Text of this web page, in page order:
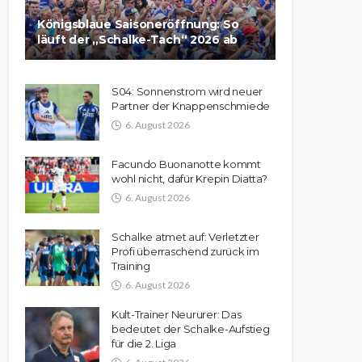
Königsblaue Saisoneröffnung: So
läuft der „Schalke-Tach“ 2026 ab
S04: Sonnenstrom wird neuer
Partner der Knappenschmiede
6. August 2026
Facundo Buonanotte kommt
wohl nicht, dafür Krepin Diatta?
6. August 2026
Schalke atmet auf: Verletzter
Profi überraschend zurück im
Training
6. August 2026
Kult-Trainer Neururer: Das
bedeutet der Schalke-Aufstieg
für die 2. Liga